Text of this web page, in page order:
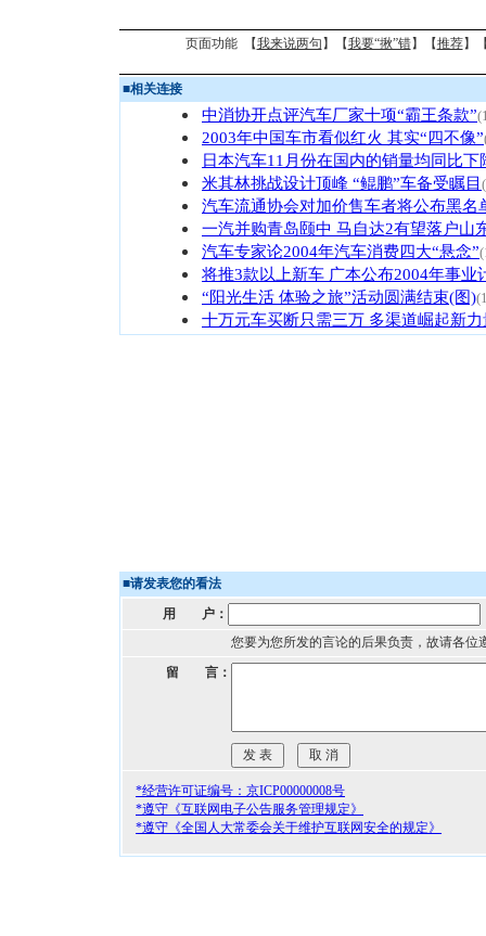
页面功能 【我来说两句 】【我要“揪”错】【推荐】
■相关连接
中消协开点评汽车厂家十项“霸王条款”
2003年中国车市看似红火 其实“四不像”
日本汽车11月份在国内的销量均同比下
米其林挑战设计顶峰 “鲲鹏”车备受瞩目
汽车流通协会对加价售车者将公布黑名
一汽并购青岛颐中 马自达2有望落户山
汽车专家论2004年汽车消费四大“悬念”
将推3款以上新车 广本公布2004年事业
“阳光生活 体验之旅”活动圆满结束(图)
十万元车买断只需三万 多渠道崛起新力
■请发表您的看法
用 户：
您要为您所发的言论的后果负责，故请各位
留 言：
*经营许可证编号：京ICP00000008号
*遵守《互联网电子公告服务管理规定》
*遵守《全国人大常委会关于维护互联网安全的规定》